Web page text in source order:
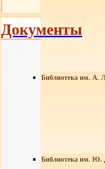
Библиотека им. А.
Библиотека им. Ю.
Документы